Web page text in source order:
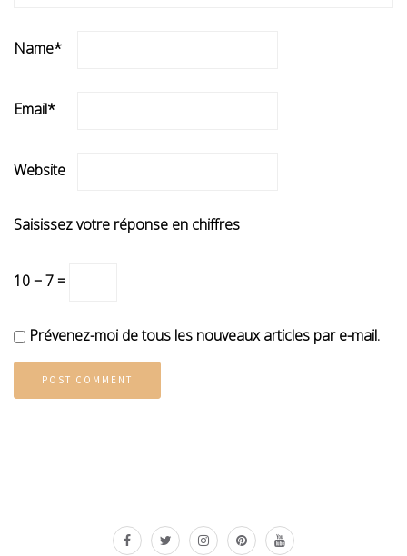
Name*
Email*
Website
Saisissez votre réponse en chiffres
10 − 7 =
Prévenez-moi de tous les nouveaux articles par e-mail.